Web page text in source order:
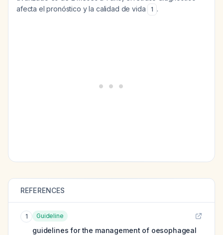
afecta el pronóstico y la calidad de vida
1 .
REFERENCES
1 Guideline
guidelines for the management of oesophageal